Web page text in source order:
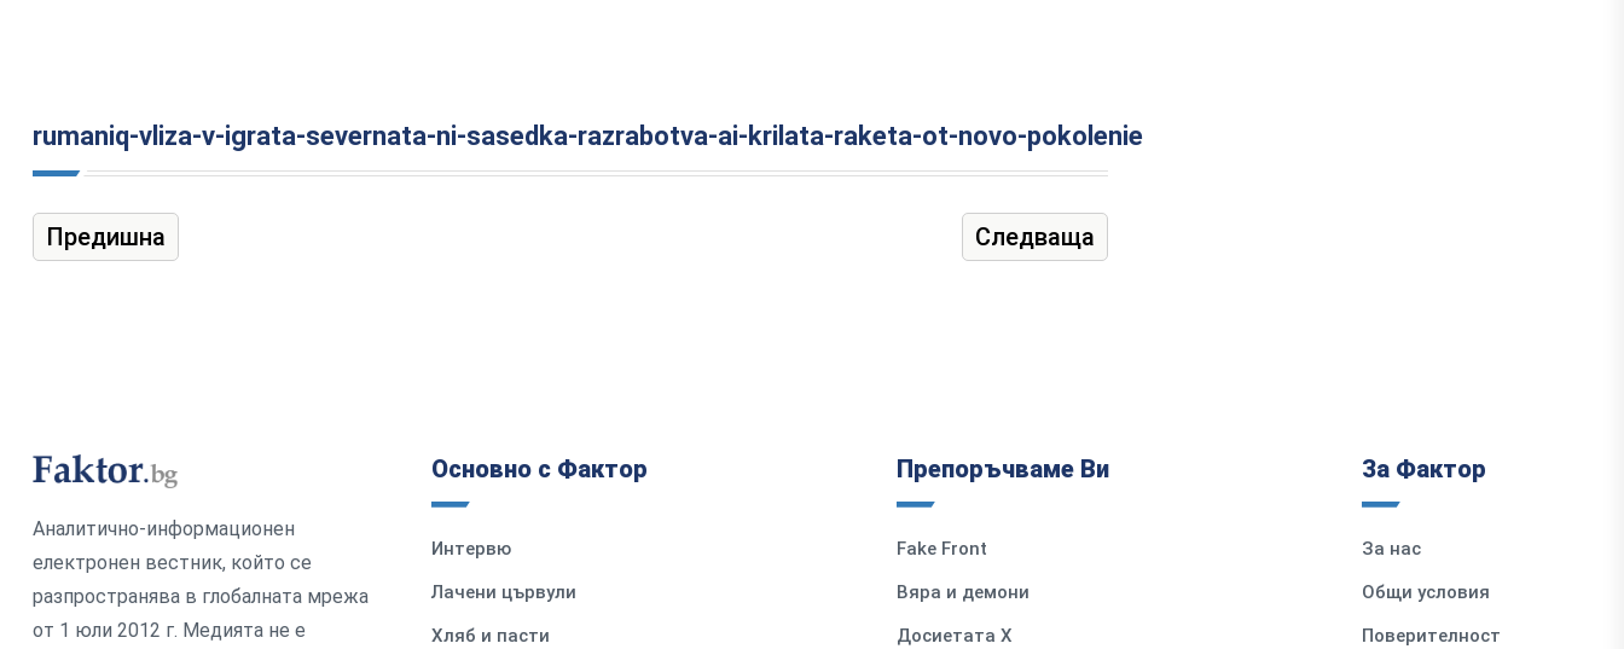
rumaniq-vliza-v-igrata-severnata-ni-sasedka-razrabotva-ai-krilata-raketa-ot-novo-pokolenie
Предишна Следваща
Аналитично-информационен
електронен вестник, който се
разпространява в глобалната мрежа
от 1 юли 2012 г. Медията не е
Основно с Фактор
Интервю
Лачени цървули
Хляб и пасти
Препоръчваме Ви
Fake Front
Вяра и демони
Досиетата Х
За Фактор
За нас
Общи условия
Поверителност